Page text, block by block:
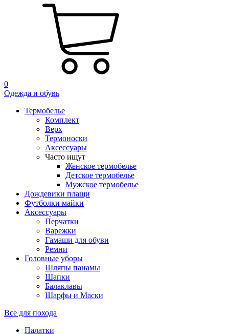
0
Одежда и обувь
Термобелье
Комплект
Верх
Термоноски
Аксессуары
Часто ищут
Женское термобелье
Детское термобелье
Мужское термобелье
Дождевики плащи
Футболки майки
Аксессуары
Перчатки
Варежки
Гамаши для обуви
Ремни
Головные уборы
Шляпы панамы
Шапки
Балаклавы
Шарфы и Маски
Все для похода
Палатки